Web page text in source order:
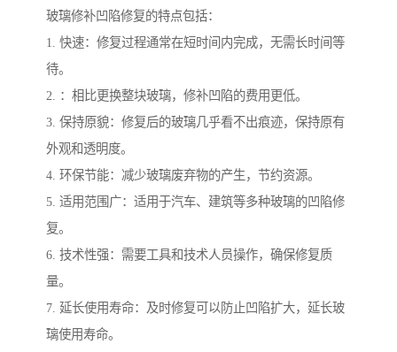
玻璃修补凹陷修复的特点包括：
1. 快速：修复过程通常在短时间内完成，无需长时间等
待。
2. ：相比更换整块玻璃，修补凹陷的费用更低。
3. 保持原貌：修复后的玻璃几乎看不出痕迹，保持原有
外观和透明度。
4. 环保节能：减少玻璃废弃物的产生，节约资源。
5. 适用范围广：适用于汽车、建筑等多种玻璃的凹陷修
复。
6. 技术性强：需要工具和技术人员操作，确保修复质
量。
7. 延长使用寿命：及时修复可以防止凹陷扩大，延长玻
璃使用寿命。